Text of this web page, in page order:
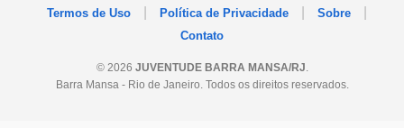
Termos de Uso Política de Privacidade Sobre
Contato
© 2026 JUVENTUDE BARRA MANSA/RJ.
Barra Mansa - Rio de Janeiro. Todos os direitos reservados.